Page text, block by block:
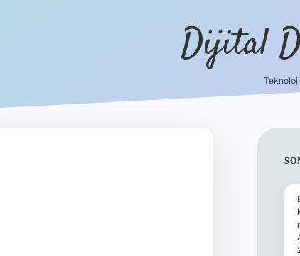
Dijital
Teknoloji